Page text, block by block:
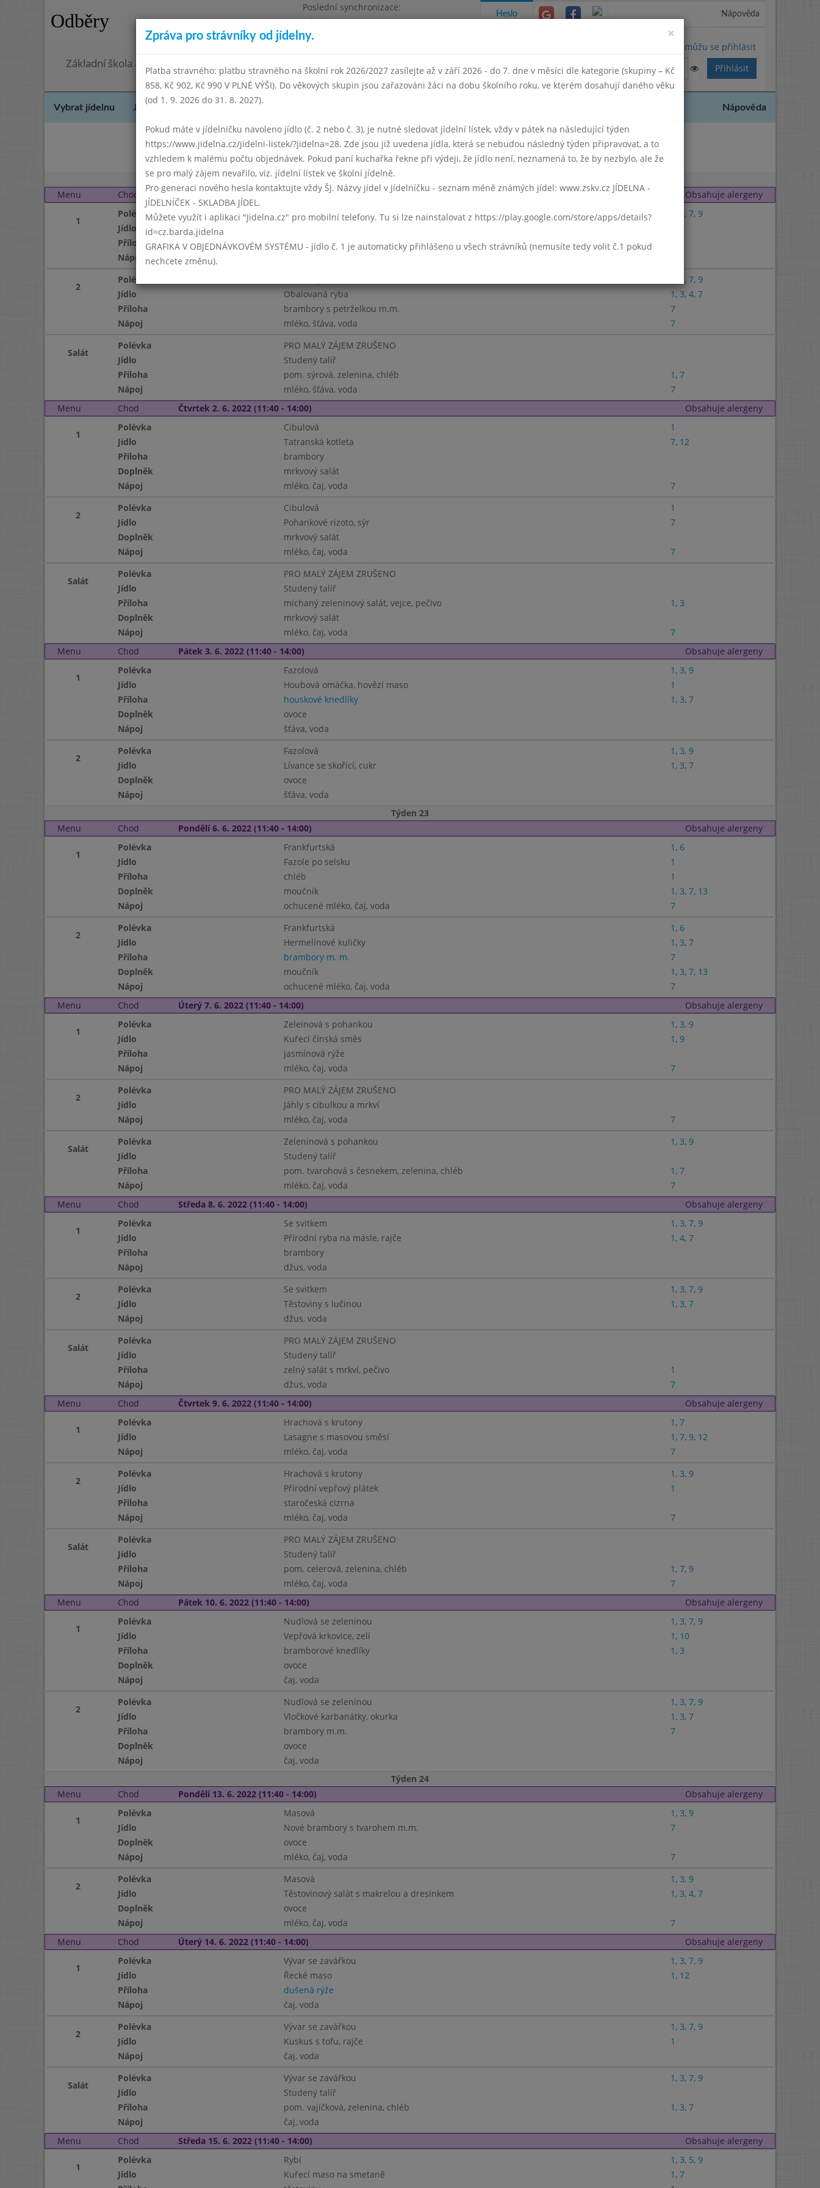
Odběry
Poslední synchronizace:
Pátek 3.7.2026 12:21
Omezení objednávek
Základní škola a mateřská škola Chodov, Praha 4, Květnového vítězství 57
Heslo Nápověda
Nemůžu se přihlásit
Vybrat jídelnu Jídelní lístek Kontakty a informace Nápověda
Duben 2022 Květen 2022 Červen 2022 Červenec 2022 Srpen 2022
Týden 22
Menu
Chod Středa 1. 6. 2022 (11:40 - 14:00) Obsahuje alergeny
1
Polévka Hovězí vývar se zavářkou , 7, 9
Jídlo
Příloha
dušená rýže
Nápoj
2
Polévka , 7, 9
Jídlo
Obalovaná ryba 1 , 3, 4, 7
Příloha
brambory s petrželkou m.m.
7
Nápoj
mléko, šťáva, voda 7
Salát
Polévka
PRO MALÝ ZÁJEM ZRUŠENO
Jídlo
Studený talíř
Příloha
pom. sýrová, zelenina, chléb 1 , 7
Nápoj
mléko, šťáva, voda
7
Menu
Chod Čtvrtek 2. 6. 2022 (11:40 - 14:00) Obsahuje alergeny
1
Polévka Cibulová
1
Jídlo
Tatranská kotleta 7, 12
Příloha
brambory
Doplněk
mrkvový salát
Nápoj
mléko, čaj, voda 7
2
Polévka Cibulová
1
Jídlo
Pohankové rizoto, sýr
7
Doplněk
mrkvový salát
Nápoj
mléko, čaj, voda 7
Salát
Polévka
PRO MALÝ ZÁJEM ZRUŠENO
Jídlo
Studený talíř
Příloha
míchaný zeleninový salát, vejce, pečivo 1 , 3
Doplněk
mrkvový salát
Nápoj
mléko, čaj, voda
7
Menu
Chod Pátek 3. 6. 2022 (11:40 - 14:00) Obsahuje alergeny
1
Polévka Fazolová 1 , 3, 9
Jídlo
Houbová omáčka, hovězí maso
1
Příloha
houskové knedlíky 1 , 3, 7
Doplněk
ovoce
Nápoj
šťáva, voda
2
Polévka Fazolová 1 , 3, 9
Jídlo
Lívance se skořicí, cukr 1 , 3, 7
Doplněk
ovoce
Nápoj
šťáva, voda
Týden 23
Menu
Chod Pondělí 6. 6. 2022 (11:40 - 14:00) Obsahuje alergeny
1
Polévka Frankfurtská 1 , 6
Jídlo
Fazole po selsku
1
Příloha
chléb
1
Doplněk
moučník 1 , 3, 7, 13
Nápoj
ochucené mléko, čaj, voda 7
2
Polévka Frankfurtská 1 , 6
Jídlo
Hermelínové kuličky 1 , 3, 7
Příloha
brambory m. m.
7
Doplněk
moučník 1 , 3, 7, 13
Nápoj
ochucené mléko, čaj, voda
7
Menu
Chod Úterý 7. 6. 2022 (11:40 - 14:00) Obsahuje alergeny
1
Polévka Zeleinová s pohankou 1 , 3, 9
Jídlo
Kuřecí čínská směs 1 , 9
Příloha
jasmínová rýže
Nápoj
mléko, čaj, voda 7
2
Polévka
PRO MALÝ ZÁJEM ZRUŠENO
Jídlo
Jáhly s cibulkou a mrkví
Nápoj
mléko, čaj, voda 7
Salát
Polévka Zeleninová s pohankou 1 , 3, 9
Jídlo
Studený talíř
Příloha
pom. tvarohová s česnekem, zelenina, chléb 1 , 7
Nápoj
mléko, čaj, voda
7
Menu
Chod Středa 8. 6. 2022 (11:40 - 14:00) Obsahuje alergeny
1
Polévka Se svitkem 1 , 3, 7, 9
Jídlo
Přírodní ryba na másle, rajče 1 , 4, 7
Příloha
brambory
Nápoj
džus, voda
2
Polévka Se svitkem 1 , 3, 7, 9
Jídlo
Těstoviny s lučinou 1 , 3, 7
Nápoj
džus, voda
Salát
Polévka
PRO MALÝ ZÁJEM ZRUŠENO
Jídlo
Studený talíř
Příloha
zelný salát s mrkví, pečivo
1
Nápoj
džus, voda
7
Menu
Chod Čtvrtek 9. 6. 2022 (11:40 - 14:00) Obsahuje alergeny
1
Polévka Hrachová s krutony 1 , 7
Jídlo
Lasagne s masovou směsí 1 , 7, 9, 12
Nápoj
mléko, čaj, voda 7
2
Polévka Hrachová s krutony 1 , 3, 9
Jídlo
Přírodní vepřový plátek
1
Příloha
staročeská cizrna
Nápoj
mléko, čaj, voda 7
Salát
Polévka
PRO MALÝ ZÁJEM ZRUŠENO
Jídlo
Studený talíř
Příloha
pom. celerová, zelenina, chléb 1 , 7, 9
Nápoj
mléko, čaj, voda
7
Menu
Chod Pátek 10. 6. 2022 (11:40 - 14:00) Obsahuje alergeny
1
Polévka Nudlová se zeleninou 1 , 3, 7, 9
Jídlo
Vepřová krkovice, zelí 1 , 10
Příloha
bramborové knedlíky 1 , 3
Doplněk
ovoce
Nápoj
čaj, voda
2
Polévka Nudlová se zeleninou 1 , 3, 7, 9
Jídlo
Vločkové karbanátky, okurka 1 , 3, 7
Příloha
brambory m.m.
7
Doplněk
ovoce
Nápoj
čaj, voda
Týden 24
Menu
Chod Pondělí 13. 6. 2022 (11:40 - 14:00) Obsahuje alergeny
1
Polévka Masová 1 , 3, 9
Jídlo
Nové brambory s tvarohem m.m.
7
Doplněk
ovoce
Nápoj
mléko, čaj, voda 7
2
Polévka Masová 1 , 3, 9
Jídlo
Těstovinový salát s makrelou a dresinkem 1 , 3, 4, 7
Doplněk
ovoce
Nápoj
mléko, čaj, voda
7
Menu
Chod Úterý 14. 6. 2022 (11:40 - 14:00) Obsahuje alergeny
1
Polévka Vývar se zavářkou 1 , 3, 7, 9
Jídlo
Řecké maso 1 , 12
Příloha
dušená rýže
Nápoj
čaj, voda
2
Polévka Vývar se zavářkou 1 , 3, 7, 9
Jídlo
Kuskus s tofu, rajče
1
Nápoj
čaj, voda
Salát
Polévka Vývar se zavářkou 1 , 3, 7, 9
Jídlo
Studený talíř
Příloha
pom. vajíčková, zelenina, chléb 1 , 3, 7
Nápoj
čaj, voda
Menu
Chod Středa 15. 6. 2022 (11:40 - 14:00) Obsahuje alergeny
1
Polévka Rybí 1 , 3, 5, 9
Jídlo
Kuřecí maso na smetaně 1 , 7
×
Zpráva pro strávníky od jídelny.
Platba stravného: platbu stravného na školní rok 2026/2027 zasílejte až v září 2026 - do 7. dne v měsíci dle kategorie (skupiny – Kč
858, Kč 902, Kč 990 V PLNÉ VÝŠI). Do věkových skupin jsou zařazováni žáci na dobu školního roku, ve kterém dosahují daného věku
(od 1. 9. 2026 do 31. 8. 2027).
Pokud máte v jídelníčku navoleno jídlo (č. 2 nebo č. 3), je nutné sledovat jídelní lístek, vždy v pátek na následující týden
https://www.jidelna.cz/jidelni-listek/?jidelna=28. Zde jsou již uvedena jídla, která se nebudou následný týden připravovat, a to
vzhledem k malému počtu objednávek. Pokud paní kuchařka řekne při výdeji, že jídlo není, neznamená to, že by nezbylo, ale že
se pro malý zájem nevařilo, viz. jídelní lístek ve školní jídelně.
Pro generaci nového hesla kontaktujte vždy ŠJ. Názvy jídel v Jídelníčku - seznam méně známých jídel: www.zskv.cz JÍDELNA -
JÍDELNÍČEK - SKLADBA JÍDEL.
Můžete využít i aplikaci "Jidelna.cz" pro mobilní telefony. Tu si lze nainstalovat z https://play.google.com/store/apps/details?
id=cz.barda.jidelna
GRAFIKA V OBJEDNÁVKOVÉM SYSTÉMU - jídlo č. 1 je automaticky přihlášeno u všech strávníků (nemusíte tedy volit č.1 pokud
nechcete změnu).